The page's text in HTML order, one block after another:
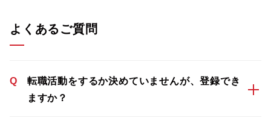
よくあるご質問
Q
転職活動をするか決めていませんが、登録でき
ますか？